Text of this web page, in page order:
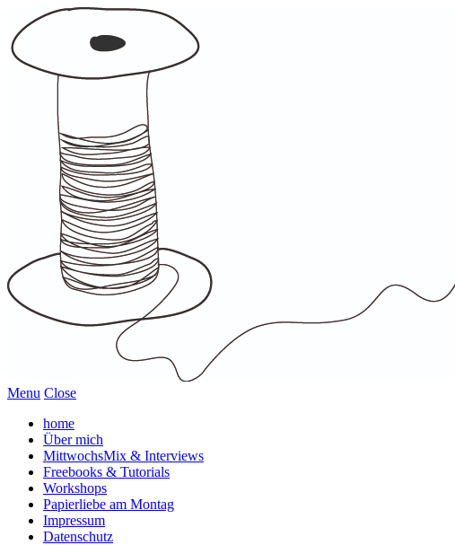
Menu Close
home
Über mich
MittwochsMix & Interviews
Freebooks & Tutorials
Workshops
Papierliebe am Montag
Impressum
Datenschutz